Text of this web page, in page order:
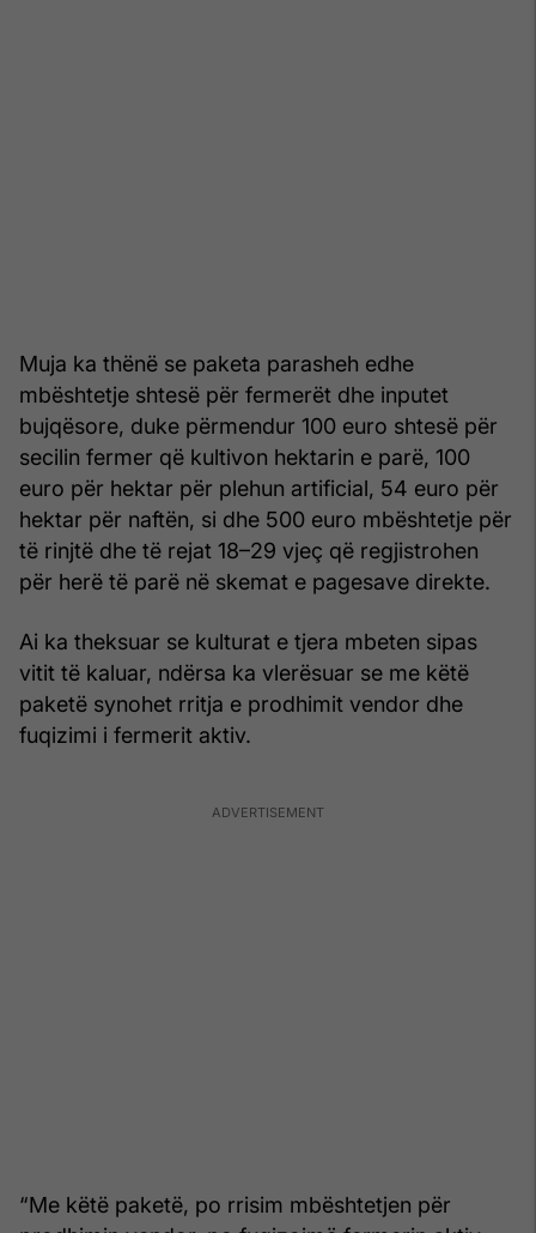
Muja ka thënë se paketa parasheh edhe
mbështetje shtesë për fermerët dhe inputet
bujqësore, duke përmendur 100 euro shtesë për
secilin fermer që kultivon hektarin e parë, 100
euro për hektar për plehun artificial, 54 euro për
hektar për naftën, si dhe 500 euro mbështetje për
të rinjtë dhe të rejat 18–29 vjeç që regjistrohen
për herë të parë në skemat e pagesave direkte.
Ai ka theksuar se kulturat e tjera mbeten sipas
vitit të kaluar, ndërsa ka vlerësuar se me këtë
paketë synohet rritja e prodhimit vendor dhe
fuqizimi i fermerit aktiv.
“Me këtë paketë, po rrisim mbështetjen për